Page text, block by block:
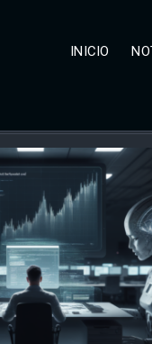
INICIO